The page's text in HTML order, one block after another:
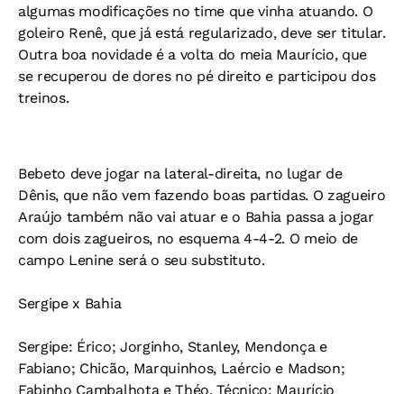
algumas modificações no time que vinha atuando. O
goleiro Renê, que já está regularizado, deve ser titular.
Outra boa novidade é a volta do meia Maurício, que
se recuperou de dores no pé direito e participou dos
treinos.
Bebeto deve jogar na lateral-direita, no lugar de
Dênis, que não vem fazendo boas partidas. O zagueiro
Araújo também não vai atuar e o Bahia passa a jogar
com dois zagueiros, no esquema 4-4-2. O meio de
campo Lenine será o seu substituto.
Sergipe x Bahia
Sergipe: Érico; Jorginho, Stanley, Mendonça e
Fabiano; Chicão, Marquinhos, Laércio e Madson;
Fabinho Cambalhota e Théo. Técnico: Maurício